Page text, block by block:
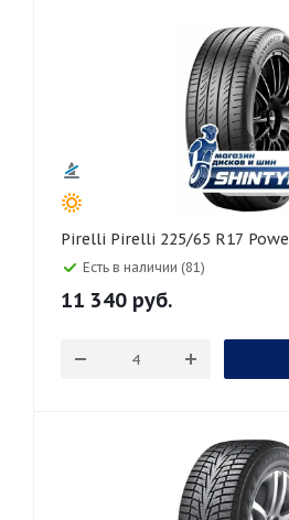
Pirelli Pirelli 225/65 R17
Есть в наличии (81)
11 340 руб.